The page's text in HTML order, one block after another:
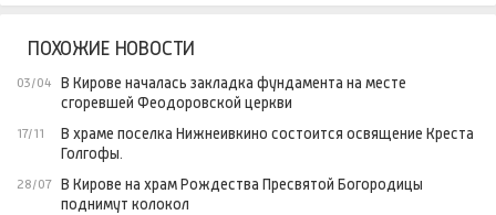
ПОХОЖИЕ НОВОСТИ
03/04
В Кирове началась закладка фундамента на месте
сгоревшей Феодоровской церкви
17/11
В храме поселка Нижнеивкино состоится освящение Креста
Голгофы.
28/07 В Кирове на храм Рождества Пресвятой Богородицы
поднимут колокол